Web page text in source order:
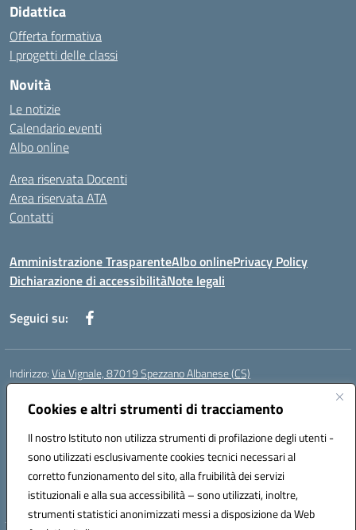
Cookies e altri strumenti di tracciamento
Il nostro Istituto non utilizza strumenti di profilazione degli utenti -
sono utilizzati esclusivamente cookies tecnici necessari al
corretto funzionamento del sito, alla fruibilità dei servizi
istituzionali e alla sua accessibilità – sono utilizzati, inoltre,
strumenti statistici anonimizzati messi a disposizione da Web
Didattica
Offerta formativa
I progetti delle classi
Novità
Le notizie
Calendario eventi
Albo online
Area riservata Docenti
Area riservata ATA
Contatti
Amministrazione TrasparenteAlbo onlinePrivacy Policy
Dichiarazione di accessibilitàNote legali
Seguici su:
Indirizzo:Via Vignale, 87019 Spezzano Albanese (CS)
Centralino:
Posta elettronica certificata (PEC):csic878003@pec.istruzione.it
Codice fiscale: 94018300783
Codice meccanografico:CSIC878003
Codice Indice delle Pubbliche Amministrazioni (IPA): istsc_csic878003
Codice unico di fatturazione (CUF): UFK2HU